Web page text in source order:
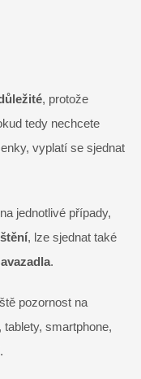
, protože
tedy nechcete
vyplatí se sjednat
jednotlivé případy,
, lze sjednat také
.
pozornost na
tablety, smartphone,